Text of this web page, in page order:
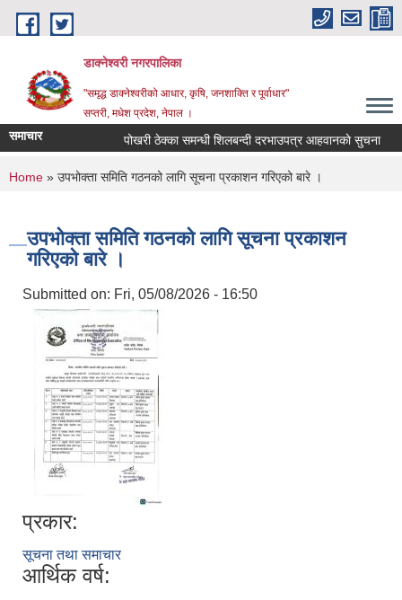
Skip to main content
डाक्नेश्वरी नगरपालिका
"समृद्ध डाक्नेश्वरीको आधार, कृषि, जनशाक्ति र पूर्वाधार"
सप्तरी, मधेश प्रदेश, नेपाल ।
समाचार पोखरी ठेक्का समन्धी शिलबन्दी दरभाउपत्र आहवानकाे सुचना
You are here
Home » उपभोक्ता समिति गठनको लागि सूचना प्रकाशन गरिएको बारे ।
उपभोक्ता समिति गठनको लागि सूचना प्रकाशन
गरिएको बारे ।
Submitted on: Fri, 05/08/2026 - 16:50
प्रकार:
सूचना तथा समाचार
आर्थिक वर्ष: